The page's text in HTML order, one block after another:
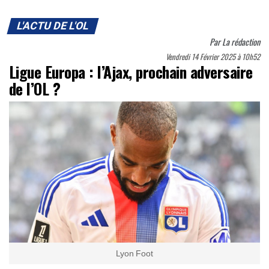
L'ACTU DE L'OL
ParLa rédaction
Vendredi 14 Février 2025 à 10h52
Ligue Europa : l’Ajax, prochain adversaire
de l’OL ?
Lyon Foot